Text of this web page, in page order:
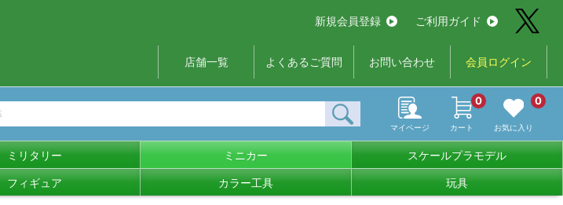
新規会員登録 ご利用ガイド
店舗一覧 よくあるご質問 お問い合わせ 会員ログイン
マイページ カート
0
お気に入り
0
ミリタリー ミニカー スケールプラモデル
フィギュア カラー工具 玩具